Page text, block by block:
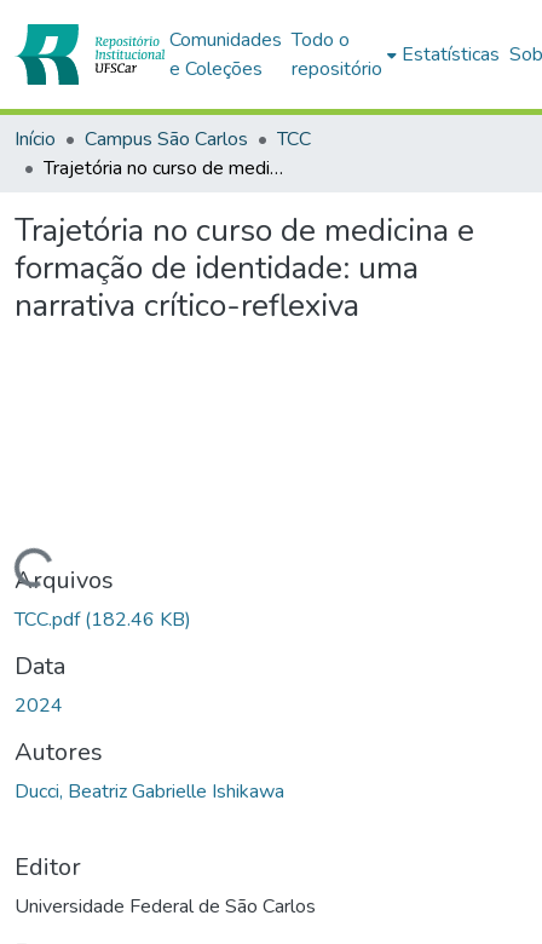
Comunidades
e Coleções
Todo o
repositório
Estatísticas
Início Campus São Carlos
TCC
Trajetória no curso de medicina e formação de identidade: uma narrativa crítico-reflexiva
Trajetória no curso de medicina e
formação de identidade: uma
narrativa crítico-reflexiva
Arquivos
TCC.pdf(182.46 KB)
Data
2024
Autores
Ducci, Beatriz Gabrielle Ishikawa
Editor
Universidade Federal de São Carlos